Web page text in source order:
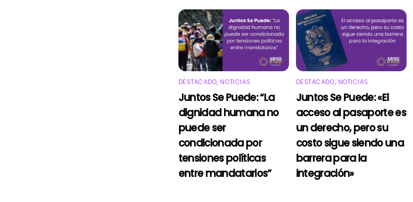
DESTACADO, NOTICIAS
Juntos Se Puede: “La
dignidad humana no
puede ser
condicionada por
tensiones políticas
entre mandatarios”
DESTACADO, NOTICIAS
Juntos Se Puede: «El
acceso al pasaporte es
un derecho, pero su
costo sigue siendo una
barrera para la
integración»